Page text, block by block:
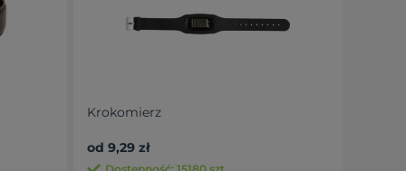
Krokomierz
od 9,29 zł